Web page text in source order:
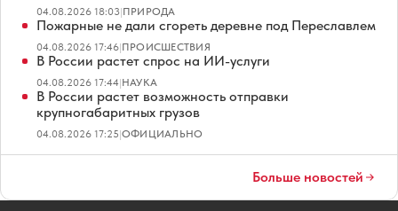
04.08.2026 18:03|ПРИРОДА
Пожарные не дали сгореть деревне под Переславлем
04.08.2026 17:46|ПРОИСШЕСТВИЯ
В России растет спрос на ИИ-услуги
04.08.2026 17:44|НАУКА
В России растет возможность отправки
крупногабаритных грузов
04.08.2026 17:25|ОФИЦИАЛЬНО
Больше новостей